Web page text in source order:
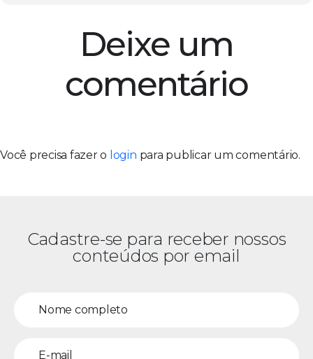
Deixe um
comentário
Você precisa fazer o login para publicar um comentário.
Cadastre-se para receber nossos
conteúdos por email